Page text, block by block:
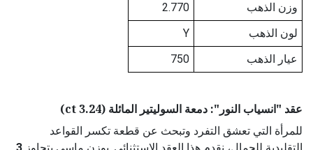
وزن الذهب
2.770
لون الذهب
Y
عيار الذهب
750
عقد "انسياب النور": دمعة السوليتير المائلة (3.24 ct)
للمرأة التي تعشق التفرد وتبحث عن قطعة تكسر القواعد